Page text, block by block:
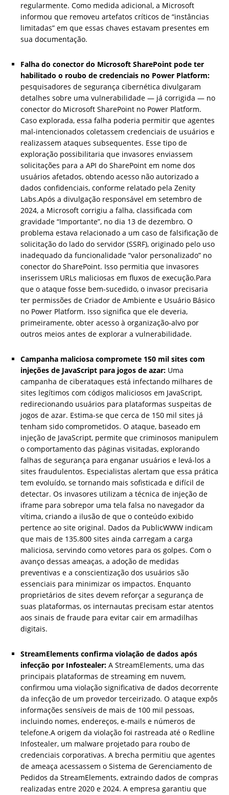
regularmente. Como medida adicional, a Microsoft
informou que removeu artefatos críticos de “instâncias
limitadas” em que essas chaves estavam presentes em
sua documentação.
Falha do conector do Microsoft SharePoint pode ter
habilitado o roubo de credenciais no Power Platform:
pesquisadores de segurança cibernética divulgaram
detalhes sobre uma vulnerabilidade — já corrigida — no
conector do Microsoft SharePoint no Power Platform.
Caso explorada, essa falha poderia permitir que agentes
mal-intencionados coletassem credenciais de usuários e
realizassem ataques subsequentes. Esse tipo de
exploração possibilitaria que invasores enviassem
solicitações para a API do SharePoint em nome dos
usuários afetados, obtendo acesso não autorizado a
dados confidenciais, conforme relatado pela Zenity
Labs.Após a divulgação responsável em setembro de
2024, a Microsoft corrigiu a falha, classificada com
gravidade “Importante”, no dia 13 de dezembro. O
problema estava relacionado a um caso de falsificação de
solicitação do lado do servidor (SSRF), originado pelo uso
inadequado da funcionalidade “valor personalizado” no
conector do SharePoint. Isso permitia que invasores
inserissem URLs maliciosas em fluxos de execução.Para
que o ataque fosse bem-sucedido, o invasor precisaria
ter permissões de Criador de Ambiente e Usuário Básico
no Power Platform. Isso significa que ele deveria,
primeiramente, obter acesso à organização-alvo por
outros meios antes de explorar a vulnerabilidade.
Campanha maliciosa compromete 150 mil sites com
injeções de JavaScript para jogos de azar: Uma
campanha de ciberataques está infectando milhares de
sites legítimos com códigos maliciosos em JavaScript,
redirecionando usuários para plataformas suspeitas de
jogos de azar. Estima-se que cerca de 150 mil sites já
tenham sido comprometidos. O ataque, baseado em
injeção de JavaScript, permite que criminosos manipulem
o comportamento das páginas visitadas, explorando
falhas de segurança para enganar usuários e levá-los a
sites fraudulentos. Especialistas alertam que essa prática
tem evoluído, se tornando mais sofisticada e difícil de
detectar. Os invasores utilizam a técnica de injeção de
iframe para sobrepor uma tela falsa no navegador da
vítima, criando a ilusão de que o conteúdo exibido
pertence ao site original. Dados da PublicWWW indicam
que mais de 135.800 sites ainda carregam a carga
maliciosa, servindo como vetores para os golpes. Com o
avanço dessas ameaças, a adoção de medidas
preventivas e a conscientização dos usuários são
essenciais para minimizar os impactos. Enquanto
proprietários de sites devem reforçar a segurança de
suas plataformas, os internautas precisam estar atentos
aos sinais de fraude para evitar cair em armadilhas
digitais.
StreamElements confirma violação de dados após
infecção por Infostealer: A StreamElements, uma das
principais plataformas de streaming em nuvem,
confirmou uma violação significativa de dados decorrente
da infecção de um provedor terceirizado. O ataque expôs
informações sensíveis de mais de 100 mil pessoas,
incluindo nomes, endereços, e-mails e números de
telefone.A origem da violação foi rastreada até o Redline
Infostealer, um malware projetado para roubo de
credenciais corporativas. A brecha permitiu que agentes
de ameaça acessassem o Sistema de Gerenciamento de
Pedidos da StreamElements, extraindo dados de compras
realizadas entre 2020 e 2024. A empresa garantiu que